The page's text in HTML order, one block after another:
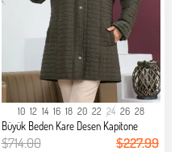
10 12 14 16 18 20 22 24 26 28
Büyük Beden Kare Desen Kapitone
Mon...
$714.00 $227.99